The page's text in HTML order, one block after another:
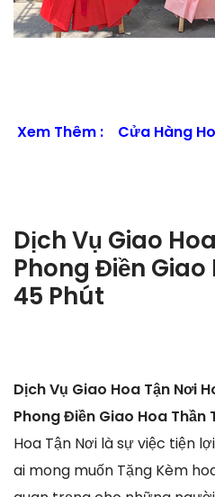
Xem Thêm : Cửa Hàng
Dịch Vụ Giao
Phong Điền Giao
45 Phút
Dịch Vụ Giao Hoa Tận Nơi
Phong Điền Giao Hoa Thần
Hoa Tận Nơi là sự việc tiện
ai mong muốn Tặng Kèm